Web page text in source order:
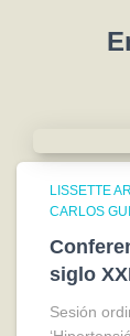
LISSETTE
CARLOS
siglo
Sesión